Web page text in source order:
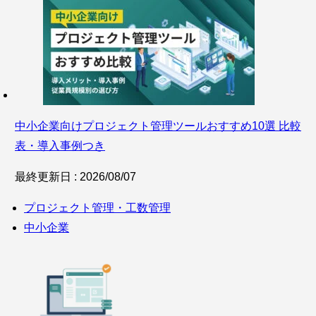
中小企業向けプロジェクト管理ツールおすすめ10選 比較
表・導入事例つき
最終更新日 : 2026/08/07
プロジェクト管理・工数管理
中小企業